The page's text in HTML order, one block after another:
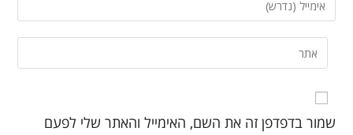
שמור בדפדפן זה את השם, האימייל והאתר שלי לפעם